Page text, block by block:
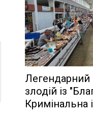
Легендарний
злодій із
Кримінальна